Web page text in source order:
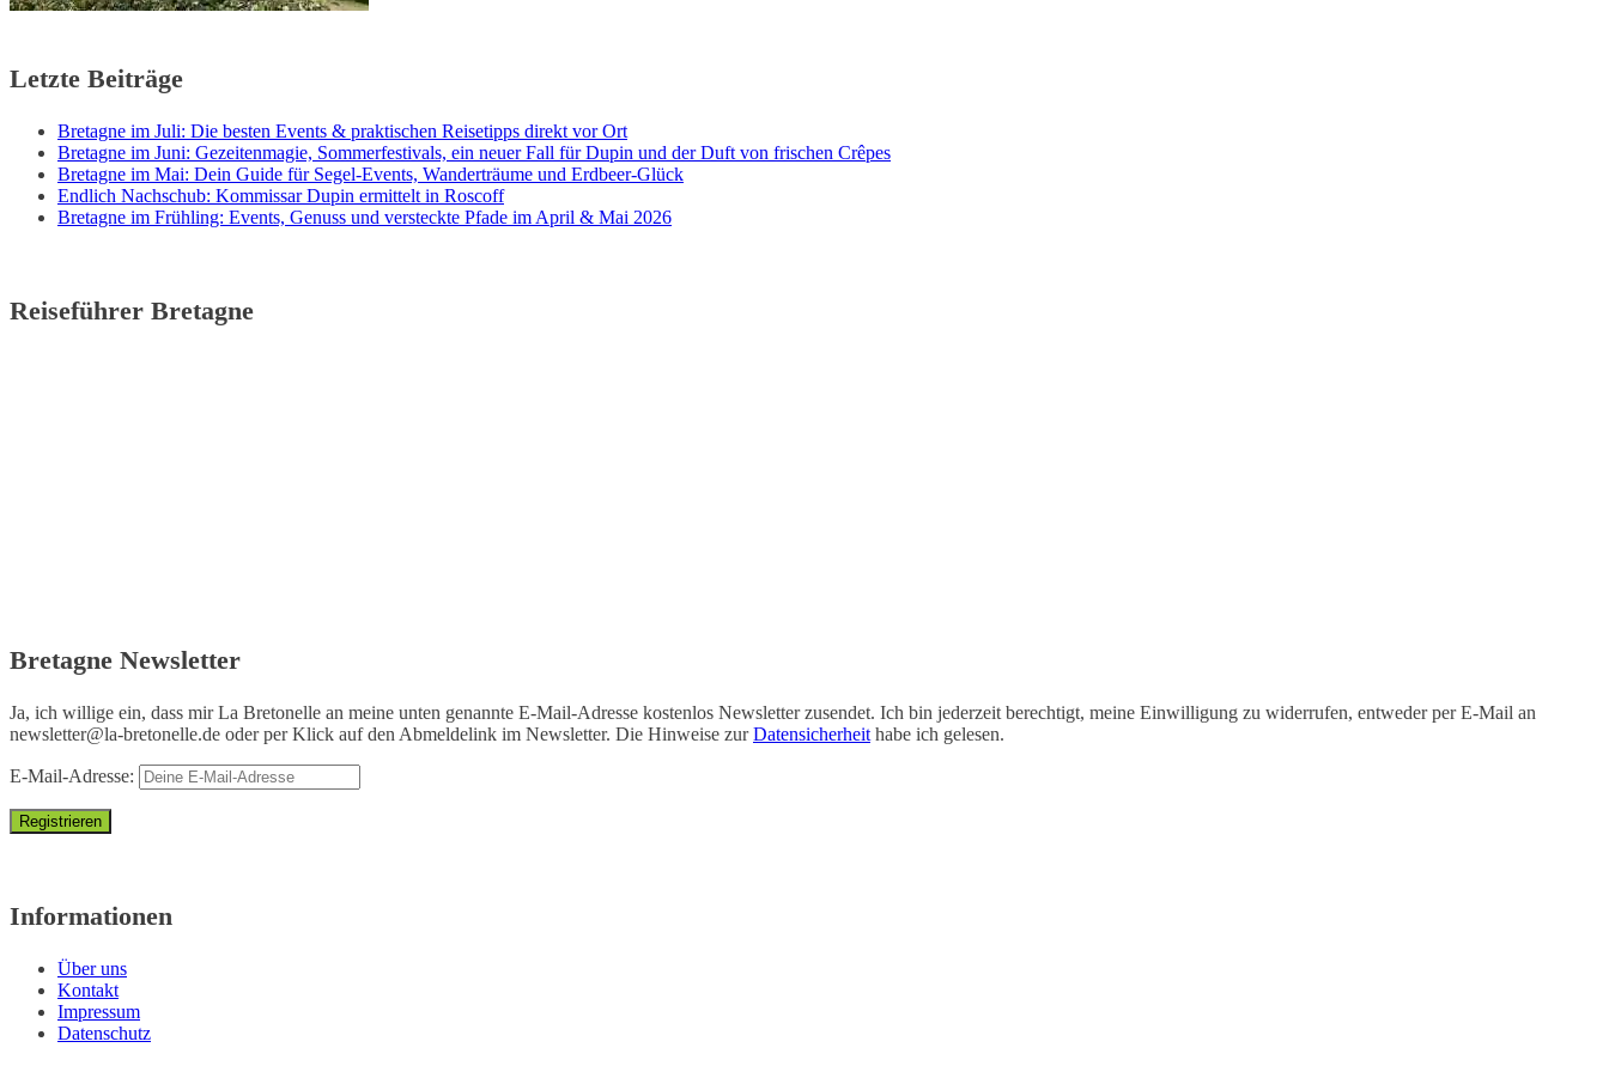
Letzte Beiträge
Bretagne im Juli: Die besten Events & praktischen Reisetipps direkt vor Ort
Bretagne im Juni: Gezeitenmagie, Sommerfestivals, ein neuer Fall für Dupin und der Duft von frischen Crêpes
Bretagne im Mai: Dein Guide für Segel-Events, Wanderträume und Erdbeer-Glück
Endlich Nachschub: Kommissar Dupin ermittelt in Roscoff
Bretagne im Frühling: Events, Genuss und versteckte Pfade im April & Mai 2026
Reiseführer Bretagne
Bretagne Newsletter
Ja, ich willige ein, dass mir La Bretonelle an meine unten genannte E-Mail-Adresse kostenlos Newsletter zusendet. Ich bin jederzeit berechtigt, meine Einwilligung zu widerrufen, entweder per E-Mail an
newsletter@la-bretonelle.de oder per Klick auf den Abmeldelink im Newsletter. Die Hinweise zurDatensicherheit habe ich gelesen.
E-Mail-Adresse:
Informationen
Über uns
Kontakt
Impressum
Datenschutz